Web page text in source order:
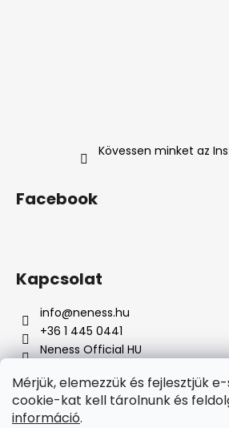
Mérjük, elemezzük és fejlesztjük
cookie-kat kell tárolnunk és
információ.
Kövessen minket az
Facebook
Kapcsolat
info@neness.hu
+36 1 445 0441
Neness Official HU
Á